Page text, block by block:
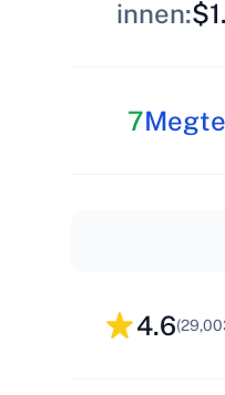
innen:
7
4.6